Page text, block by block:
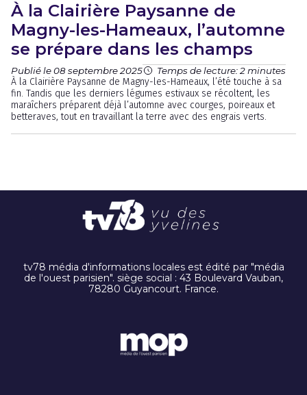
À la Clairière Paysanne de
Magny-les-Hameaux, l’automne
se prépare dans les champs
Publié le 08 septembre 2025 Temps de lecture: 2 minutes
À la Clairière Paysanne de Magny-les-Hameaux, l’été touche à sa
fin. Tandis que les derniers légumes estivaux se récoltent, les
maraîchers préparent déjà l’automne avec courges, poireaux et
betteraves, tout en travaillant la terre avec des engrais verts.
tv78 média d'informations locales est édité par "média
de l'ouest parisien". siège social : 43 Boulevard Vauban,
78280 Guyancourt. France.